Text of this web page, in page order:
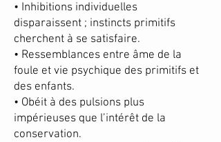
• Inhibitions individuelles
disparaissent ; instincts primitifs
cherchent à se satisfaire.
• Ressemblances entre âme de la
foule et vie psychique des primitifs et
des enfants.
• Obéit à des pulsions plus
impérieuses que l’intérêt de la
conservation.